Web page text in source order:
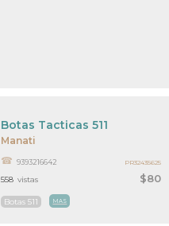
Manati
$80
Botas Tacticas 511
9393216642
Botas 511 MAS
558 vistas
PR32435625